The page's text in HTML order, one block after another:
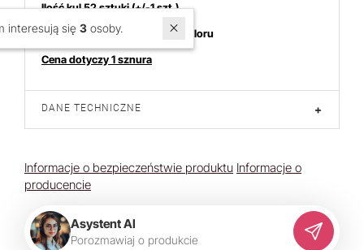
Ilość kul 52 sztuki (+/-1 szt.)
możliwa nieznaczna różnica koloru
Cena dotyczy 1 sznura
DANE TECHNICZNE +
Informacje o bezpieczeństwie produktu Informacje o
producencie
Asystent AI
Porozmawiaj o produkcie
W ostatnich 7 dniach produktem interesują się